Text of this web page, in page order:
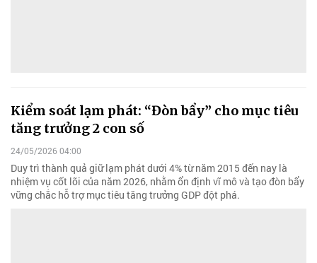
Kiểm soát lạm phát: “Đòn bẩy” cho mục tiêu
tăng trưởng 2 con số
24/05/2026 04:00
Duy trì thành quả giữ lạm phát dưới 4% từ năm 2015 đến nay là
nhiệm vụ cốt lõi của năm 2026, nhằm ổn định vĩ mô và tạo đòn bẩy
vững chắc hỗ trợ mục tiêu tăng trưởng GDP đột phá.